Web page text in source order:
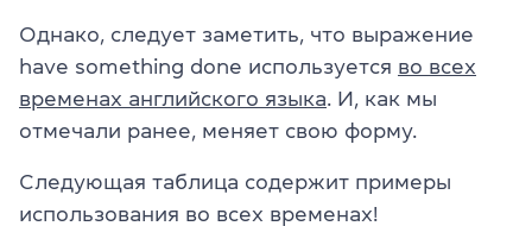
Однако, следует заметить, что выражение
have something done используется во всех
временах английского языка . И, как мы
отмечали ранее, меняет свою форму.
Следующая таблица содержит примеры
использования во всех временах!